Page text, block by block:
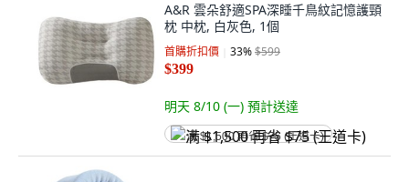
A&R 雲朵舒適SPA深睡千鳥紋記憶護頸
枕 中枕, 白灰色, 1個
首購折扣價 33%$599
$399
明天 8/10 (一) 預計送達
满 $1,500 再省 $75 (王道卡)